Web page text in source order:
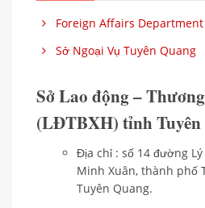
Foreign Affairs
Sở Ngoại Vụ Tuyên Quang
Sở Lao động –
(LĐTBXH) tỉnh Tuyên
Địa chỉ : số 14 đường
Minh Xuân, thành phố
Tuyên Quang.